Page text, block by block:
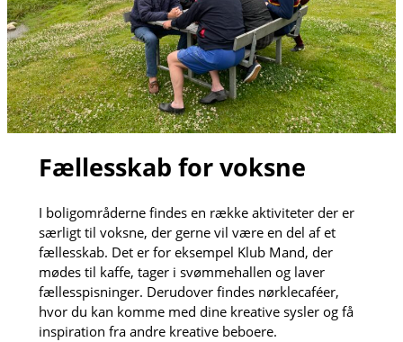
Fællesskab for voksne
I boligområderne findes en række aktiviteter der er
særligt til voksne, der gerne vil være en del af et
fællesskab. Det er for eksempel Klub Mand, der
mødes til kaffe, tager i svømmehallen og laver
fællesspisninger. Derudover findes nørklecaféer,
hvor du kan komme med dine kreative sysler og få
inspiration fra andre kreative beboere.